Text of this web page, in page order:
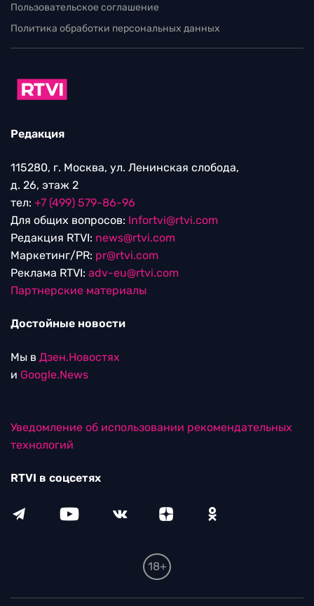
Пользовательское соглашение
Политика обработки персональных данных
Редакция
115280, г. Москва, ул. Ленинская слобода,
д. 26, этаж 2
тел: +7 (499) 579-86-96
Для общих вопросов: Infortvi@rtvi.com
Редакция RTVI: news@rtvi.com
Маркетинг/PR: pr@rtvi.com
Реклама RTVI: adv-eu@rtvi.com
Партнерские материалы
Достойные новости
Мы в Дзен.Новостях
и Google.News
Уведомление об использовании рекомендательных
технологий
RTVI в соцсетях
18+